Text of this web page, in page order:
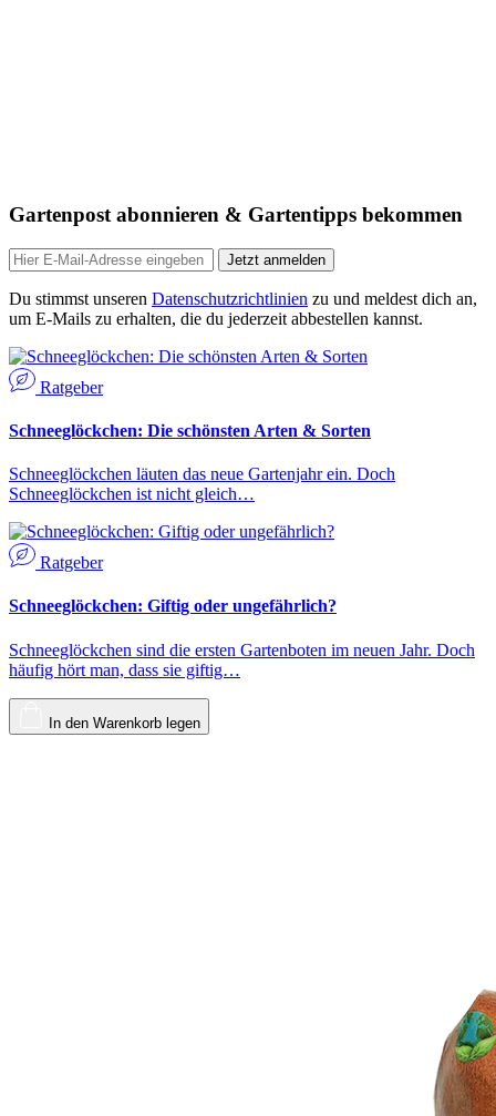
Gartenpost abonnieren & Gartentipps bekommen
Jetzt anmelden
Du stimmst unseren Datenschutzrichtlinien zu und meldest dich an,
um E-Mails zu erhalten, die du jederzeit abbestellen kannst.
Ratgeber
Schneeglöckchen: Die schönsten Arten & Sorten
Schneeglöckchen läuten das neue Gartenjahr ein. Doch
Schneeglöckchen ist nicht gleich…
Ratgeber
Schneeglöckchen: Giftig oder ungefährlich?
Schneeglöckchen sind die ersten Gartenboten im neuen Jahr. Doch
häufig hört man, dass sie giftig…
In den Warenkorb legen